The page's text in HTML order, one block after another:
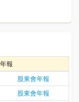
年報
股東會年報
股東會年報